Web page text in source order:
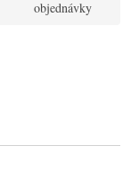
objednávky